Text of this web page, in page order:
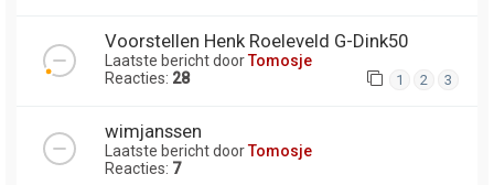
Voorstellen Henk Roeleveld G-Dink50
Laatste bericht doorTomosje
Reacties: 28 1 2 3
wimjanssen
Laatste bericht doorTomosje
Reacties: 7